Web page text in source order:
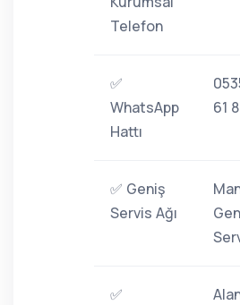
Telefon
✅
WhatsApp
Hattı
61
✅ Geniş
Servis Ağı
✅